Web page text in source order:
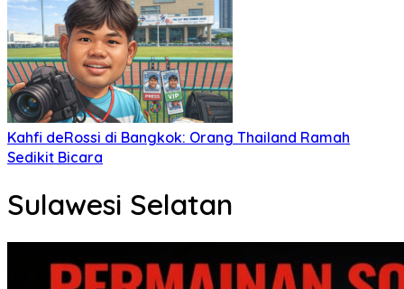
Kahfi deRossi di Bangkok: Orang Thailand Ramah
Sedikit Bicara
Sulawesi Selatan